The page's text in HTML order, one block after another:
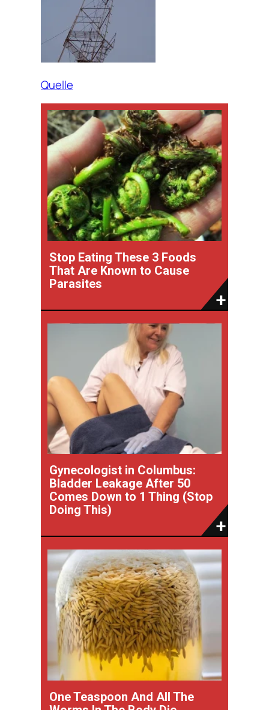
Quelle
Stop Eating These 3 Foods
That Are Known to Cause
Parasites
Gynecologist in Columbus:
Bladder Leakage After 50
Comes Down to 1 Thing (Stop
Doing This)
One Teaspoon And All The